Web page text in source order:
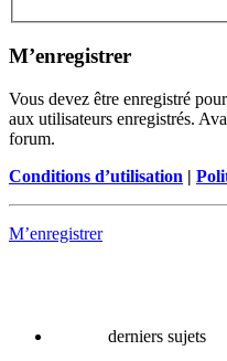
M’enregistrer
Vous devez être enregistré
aux utilisateurs enregistrés.
forum.
Conditions d’utilisation |
M’enregistrer
derniers sujets